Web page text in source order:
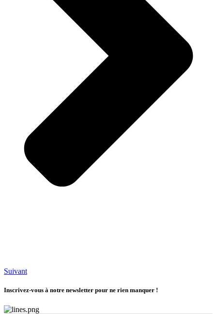
Suivant
Inscrivez-vous à notre newsletter pour ne rien manquer !